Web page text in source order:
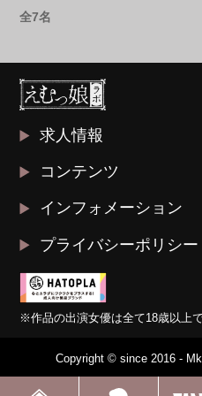
全7名
求人情報
コンテンツ
インフォメーション
プライバシーポリシー
※作品の出演女優は全て18歳以上
Copyright © since 2016 -